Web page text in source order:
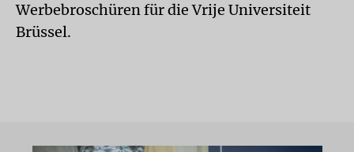
Werbebroschüren für die Vrije Universiteit
Brüssel.